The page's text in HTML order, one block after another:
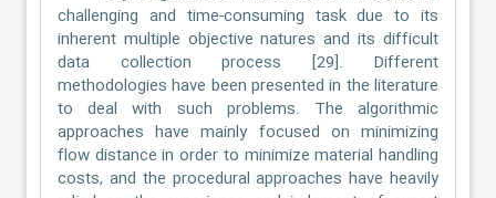
challenging and time-consuming task due to its
inherent multiple objective natures and its difficult
data collection process [29]. Different
methodologies have been presented in the literature
to deal with such problems. The algorithmic
approaches have mainly focused on minimizing
flow distance in order to minimize material handling
costs, and the procedural approaches have heavily